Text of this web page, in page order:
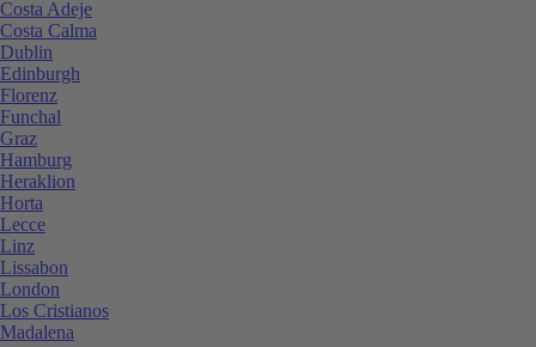
Costa Adeje
Costa Calma
Dublin
Edinburgh
Florenz
Funchal
Graz
Hamburg
Heraklion
Horta
Lecce
Linz
Lissabon
London
Los Cristianos
Madalena